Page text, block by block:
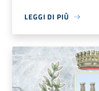
LEGGI DI PIÙ